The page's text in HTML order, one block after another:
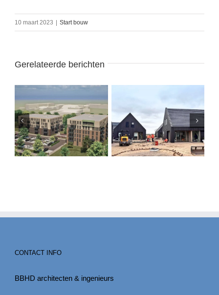
10 maart 2023 | Start bouw
Gerelateerde berichten
CONTACT INFO
BBHD architecten & ingenieurs